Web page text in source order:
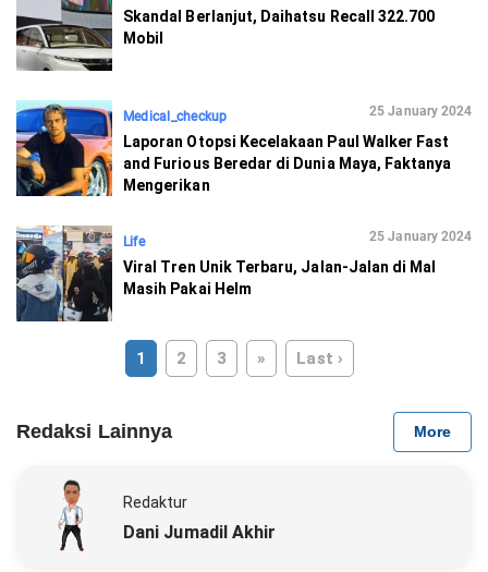
Skandal Berlanjut, Daihatsu Recall 322.700
Mobil
Medical_checkup 25 January 2024
Laporan Otopsi Kecelakaan Paul Walker Fast
and Furious Beredar di Dunia Maya, Faktanya
Mengerikan
Life 25 January 2024
Viral Tren Unik Terbaru, Jalan-Jalan di Mal
Masih Pakai Helm
1 2 3 » Last ›
Redaksi Lainnya More
Redaktur
Dani Jumadil Akhir